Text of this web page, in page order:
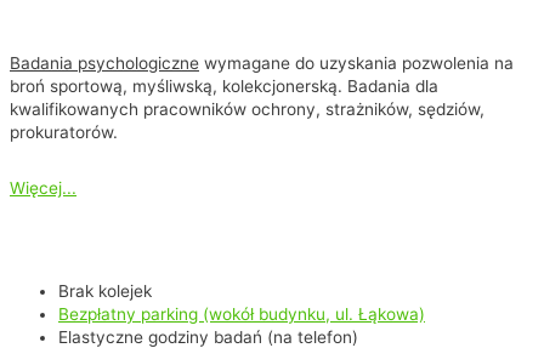
Badania psychologiczne wymagane do uzyskania pozwolenia na
broń sportową, myśliwską, kolekcjonerską. Badania dla
kwalifikowanych pracowników ochrony, strażników, sędziów,
prokuratorów.
Więcej...
Brak kolejek
Bezpłatny parking (wokół budynku, ul. Łąkowa)
Elastyczne godziny badań (na telefon)